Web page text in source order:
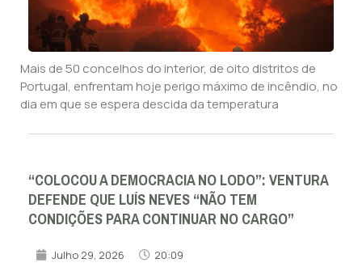
Mais de 50 concelhos do interior, de oito distritos de
Portugal, enfrentam hoje perigo máximo de incêndio, no
dia em que se espera descida da temperatura
“COLOCOU A DEMOCRACIA NO LODO”: VENTURA
DEFENDE QUE LUÍS NEVES “NÃO TEM
CONDIÇÕES PARA CONTINUAR NO CARGO”
Julho 29, 2026 20:09